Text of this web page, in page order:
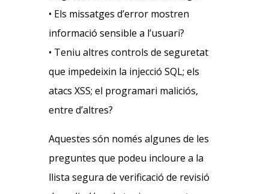
• Els missatges d’error mostren
informació sensible a l’usuari?
• Teniu altres controls de seguretat
que impedeixin la injecció SQL; els
atacs XSS; el programari maliciós,
entre d’altres?
Aquestes són només algunes de les
preguntes que podeu incloure a la
llista segura de verificació de revisió